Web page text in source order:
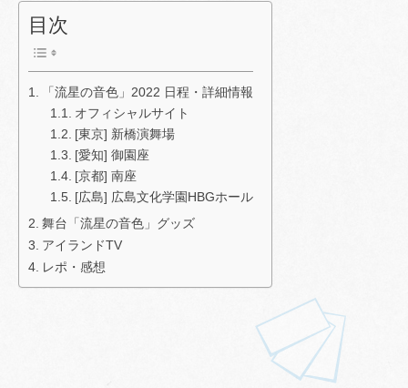
目次
「流星の音色」2022 日程・詳細情報
オフィシャルサイト
[東京] 新橋演舞場
[愛知] 御園座
[京都] 南座
[広島] 広島文化学園HBGホール
舞台「流星の音色」グッズ
アイランドTV
レポ・感想